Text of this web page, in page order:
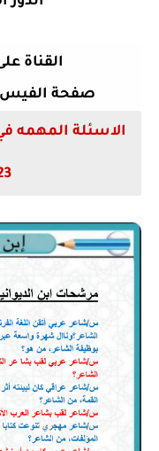
القناة
صفحة الفيس
الاسئلة المهمه